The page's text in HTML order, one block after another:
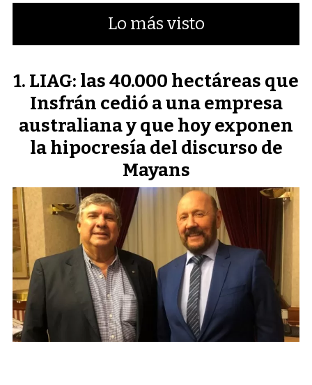
Lo más visto
LIAG: las 40.000 hectáreas que
Insfrán cedió a una empresa
australiana y que hoy exponen
la hipocresía del discurso de
Mayans